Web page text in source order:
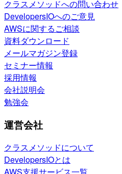
クラスメソッドへの問い合わせ
DevelopersIOへのご意見
AWSに関するご相談
資料ダウンロード
メールマガジン登録
セミナー情報
採用情報
会社説明会
勉強会
運営会社
クラスメソッドについて
DevelopersIOとは